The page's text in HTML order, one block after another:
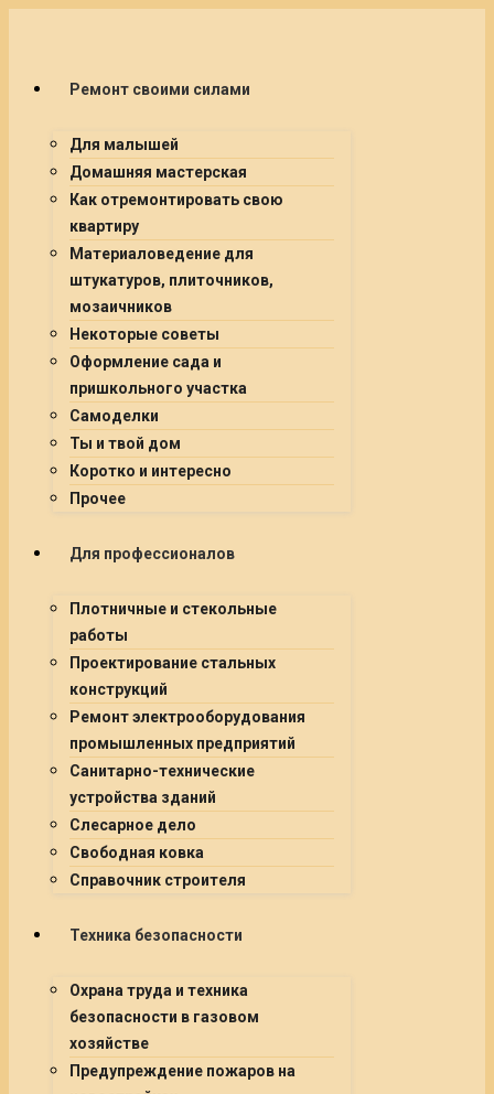
Ремонт своими силами
Для малышей
Домашняя мастерская
Как отремонтировать свою
квартиру
Материаловедение для
штукатуров, плиточников,
мозаичников
Некоторые советы
Оформление сада и
пришкольного участка
Самоделки
Ты и твой дом
Коротко и интересно
Прочее
Для профессионалов
Плотничные и стекольные
работы
Проектирование стальных
конструкций
Ремонт электрооборудования
промышленных предприятий
Санитарно-технические
устройства зданий
Слесарное дело
Свободная ковка
Справочник строителя
Техника безопасности
Охрана труда и техника
безопасности в газовом
хозяйстве
Предупреждение пожаров на